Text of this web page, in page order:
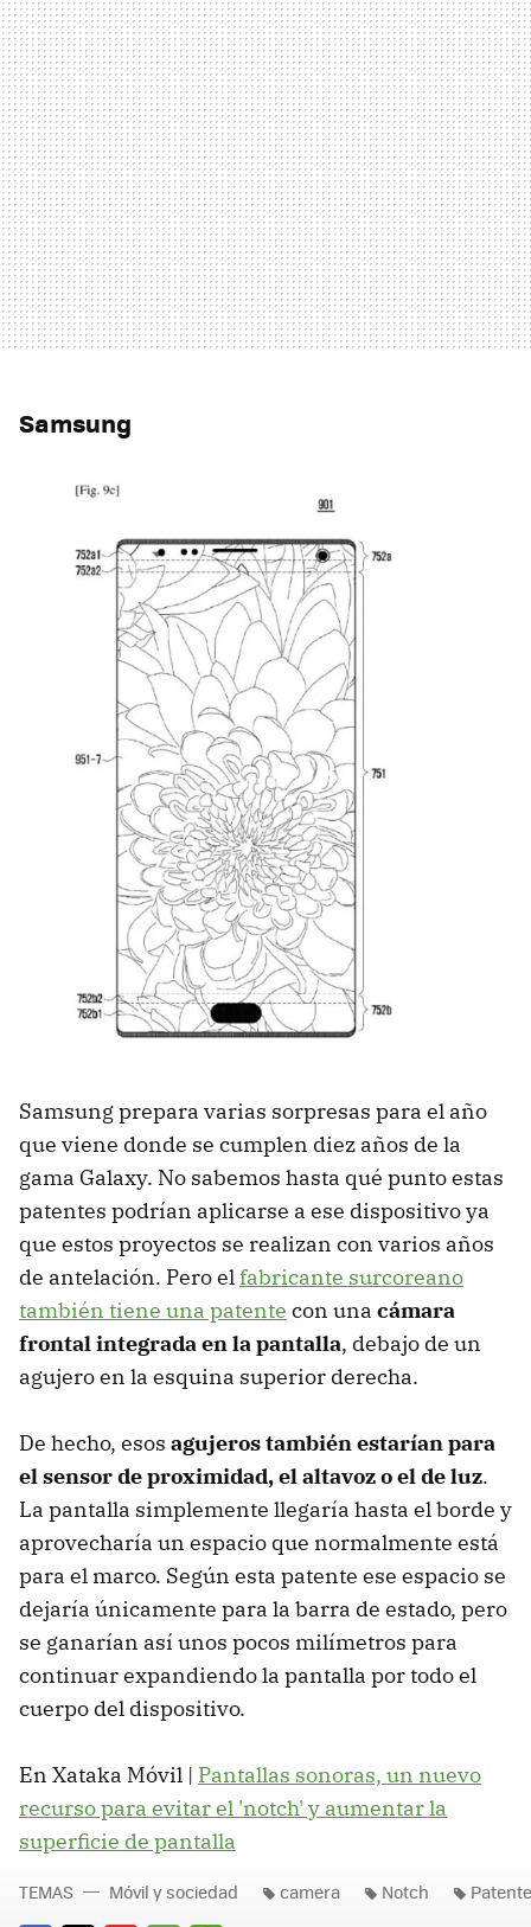
Samsung
Samsung prepara varias sorpresas para el año
que viene donde se cumplen diez años de la
gama Galaxy. No sabemos hasta qué punto estas
patentes podrían aplicarse a ese dispositivo ya
que estos proyectos se realizan con varios años
de antelación. Pero elfabricante surcoreano
también tiene una patente con una cámara
frontal integrada en la pantalla, debajo de un
agujero en la esquina superior derecha.
De hecho, esos agujeros también estarían para
el sensor de proximidad, el altavoz o el de luz.
La pantalla simplemente llegaría hasta el borde y
aprovecharía un espacio que normalmente está
para el marco. Según esta patente ese espacio se
dejaría únicamente para la barra de estado, pero
se ganarían así unos pocos milímetros para
continuar expandiendo la pantalla por todo el
cuerpo del dispositivo.
En Xataka Móvil | Pantallas sonoras, un nuevo
recurso para evitar el 'notch' y aumentar la
superficie de pantalla
TEMAS Móvil y sociedad camera Notch Patente